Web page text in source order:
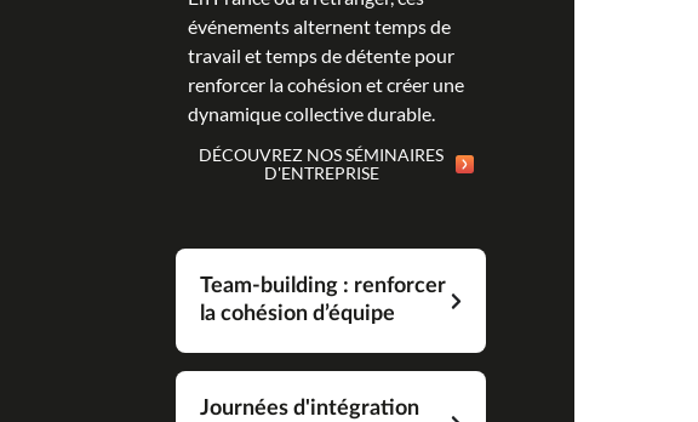
événements alternent temps de
travail et temps de détente pour
renforcer la cohésion et créer une
dynamique collective durable.
DÉCOUVREZ NOS SÉMINAIRES
D'ENTREPRISE
Team-building : renforcer
la cohésion d’équipe
Journées d'intégration